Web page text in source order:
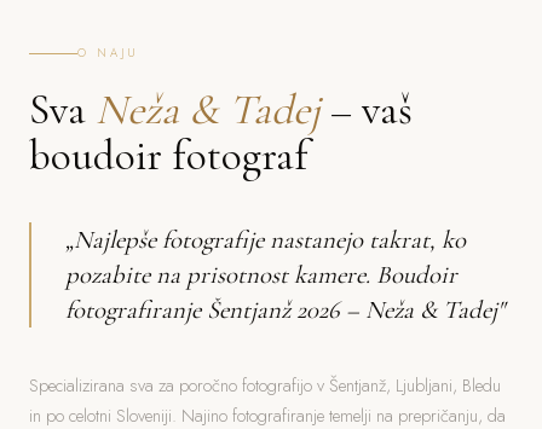
O NAJU
Sva Neža & Tadej– vaš
boudoir fotograf
„Najlepše fotografije nastanejo takrat, ko
pozabite na prisotnost kamere. Boudoir
fotografiranje Šentjanž 2026 – Neža & Tadej"
Specializirana sva za poročno fotografijo v Šentjanž, Ljubljani, Bledu
in po celotni Sloveniji. Najino fotografiranje temelji na prepričanju, da